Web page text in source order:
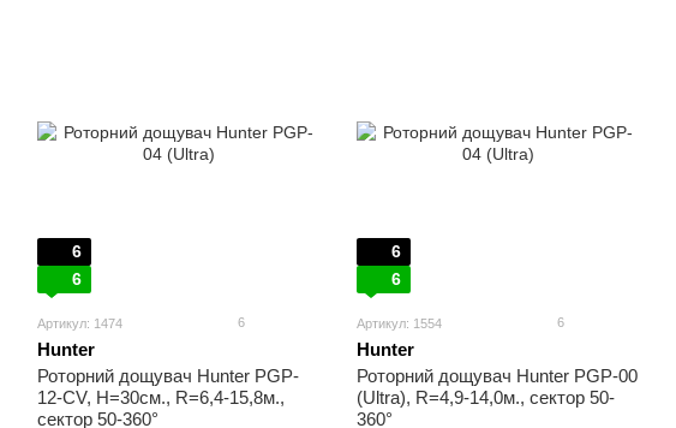
6
6
Артикул: 1474 6
Hunter
Роторний дощувач Hunter PGP-
12-CV, H=30см., R=6,4-15,8м.,
сектор 50-360°
6
6
Артикул: 1554 6
Hunter
Роторний дощувач Hunter PGP-00
(Ultra), R=4,9-14,0м., сектор 50-
360°